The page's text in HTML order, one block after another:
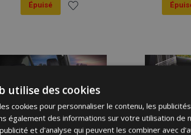
Épuisé
liste
utilise des cookies
cookies pour personnaliser le contenu, les
également des informations sur votre utilisation de
et d'analyse qui peuvent les combiner avec